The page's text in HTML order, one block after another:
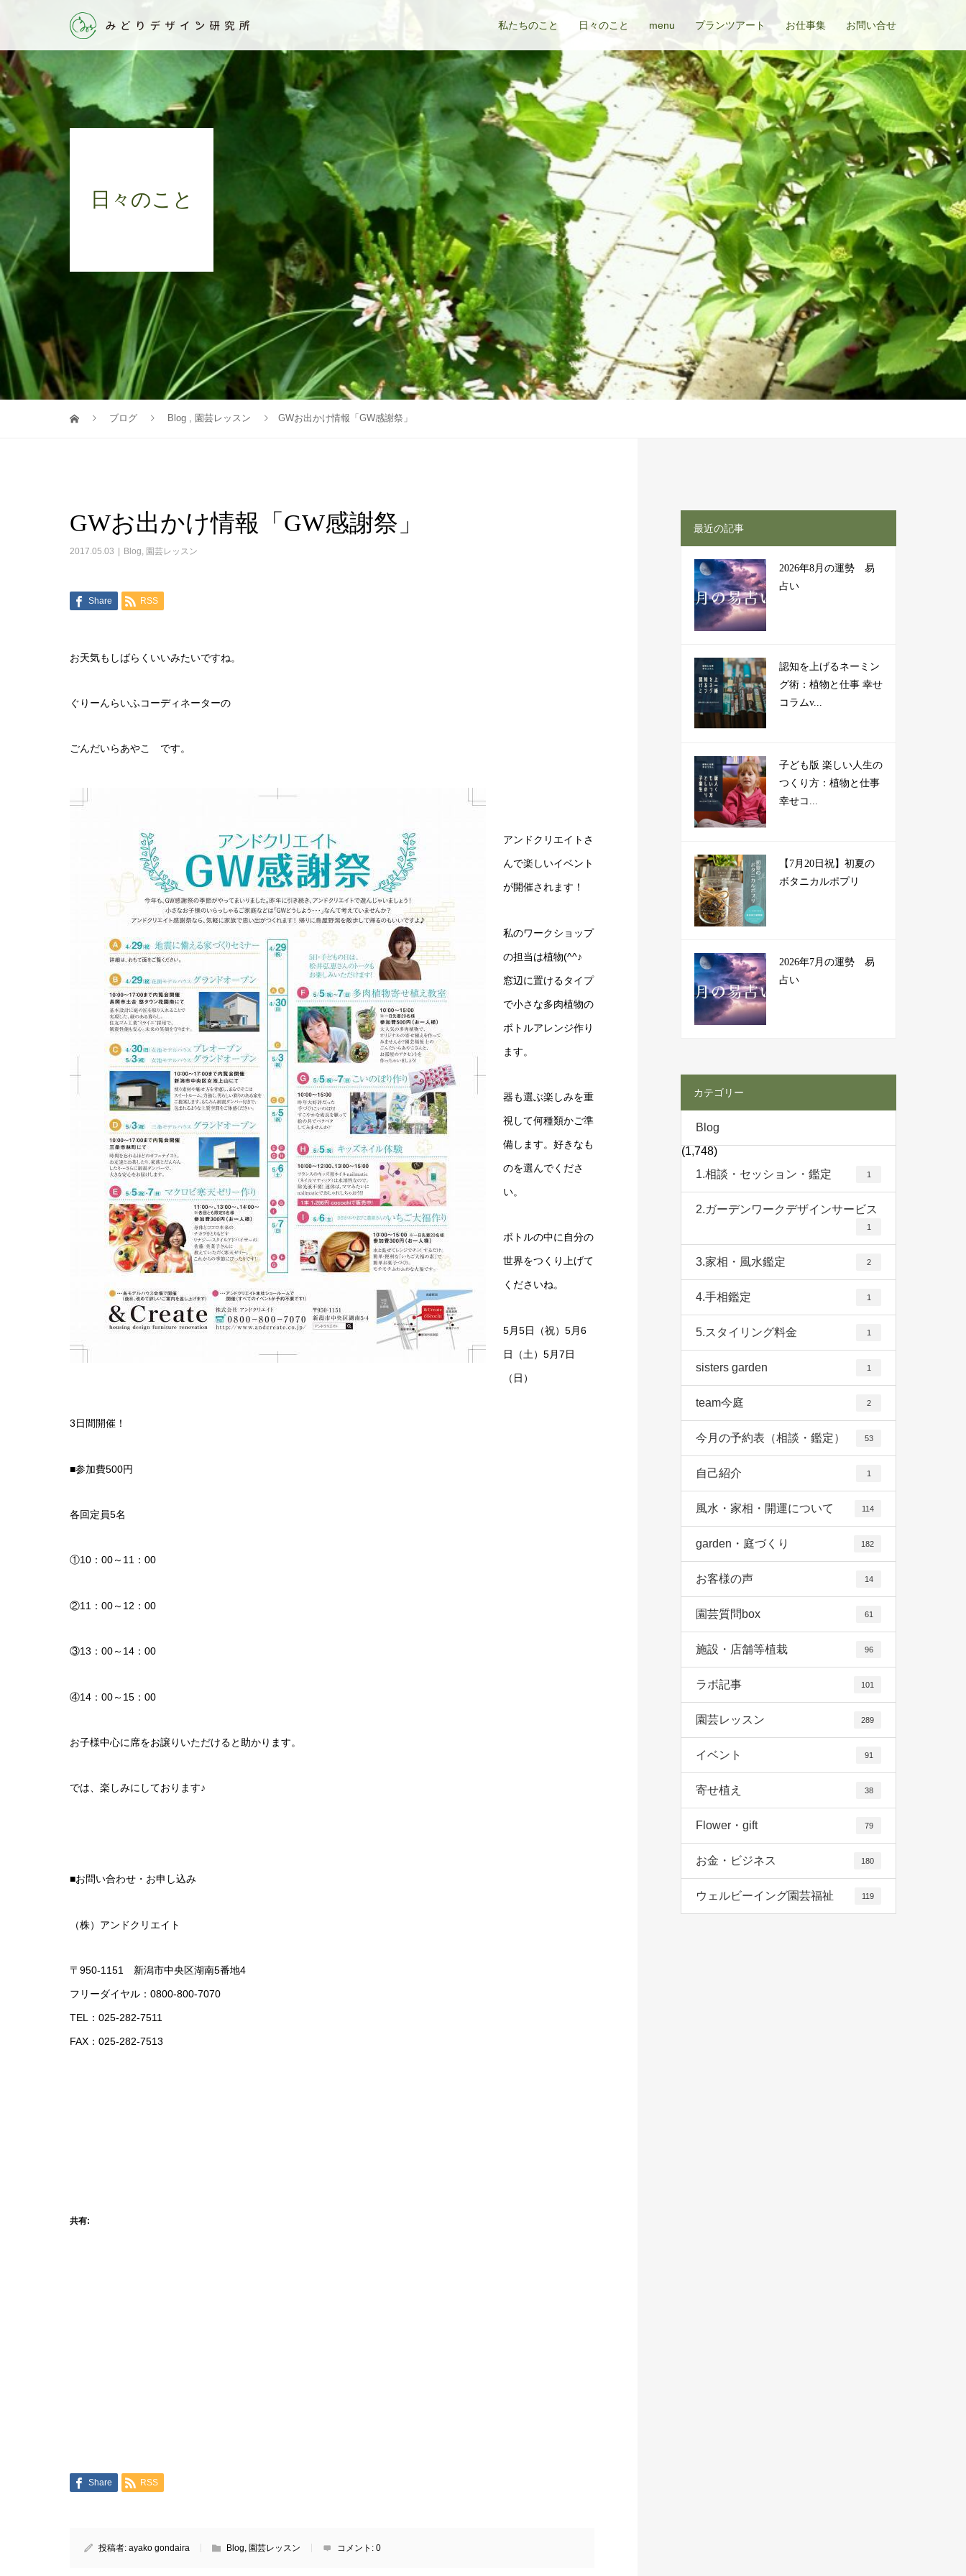
私たちのこと 日々のこと menu プランツアート お仕事集 お問い合せ
日々のこと
ブログ Blog , 園芸レッスン GWお出かけ情報「GW感謝祭」
GWお出かけ情報「GW感謝祭」
2017.05.03 Blog 園芸レッスン
Share RSS
お天気もしばらくいいみたいですね。
ぐりーんらいふコーディネーターの
ごんだいらあやこ です。
アンドクリエイトさ
んで楽しいイベント
が開催されます！
私のワークショップ
の担当は植物(^^♪
窓辺に置けるタイプ
で小さな多肉植物の
ボトルアレンジ作り
ます。
器も選ぶ楽しみを重
視して何種類かご準
備します。好きなも
のを選んでくださ
い。
ボトルの中に自分の
世界をつくり上げて
くださいね。
5月5日（祝）5月6
日（土）5月7日
（日）
3日間開催！
■参加費500円
各回定員5名
①10：00～11：00
②11：00～12：00
③13：00～14：00
④14：00～15：00
お子様中心に席をお譲りいただけると助かります。
では、楽しみにしております♪
■お問い合わせ・お申し込み
（株）アンドクリエイト
〒950-1151 新潟市中央区湖南5番地4
フリーダイヤル：0800-800-7070
TEL：025-282-7511
FAX：025-282-7513
共有:
Share RSS
投稿者: ayako gondaira Blog, 園芸レッスン コメント: 0
最近の記事
2026年8月の運勢 易
占い
認知を上げるネーミン
グ術：植物と仕事 幸せ
コラムv...
子ども版 楽しい人生の
つくり方：植物と仕事
幸せコ...
【7月20日祝】初夏の
ボタニカルポプリ
2026年7月の運勢 易
占い
カテゴリー
Blog
(1,748)
1.相談・セッション・鑑定
1
2.ガーデンワークデザインサービス
1
3.家相・風水鑑定 2
4.手相鑑定 1
5.スタイリング料金 1
sisters garden 1
team今庭 2
今月の予約表（相談・鑑定） 53
自己紹介 1
風水・家相・開運について 114
garden・庭づくり 182
お客様の声 14
園芸質問box 61
施設・店舗等植栽 96
ラボ記事 101
園芸レッスン 289
イベント 91
寄せ植え 38
Flower・gift 79
お金・ビジネス 180
ウェルビーイング園芸福祉 119